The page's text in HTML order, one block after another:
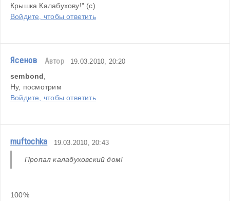
Крышка Калабухову!" (с)
Войдите, чтобы ответить
Ясенов Автор 19.03.2010, 20:20
sembond,
Ну, посмотрим
Войдите, чтобы ответить
muftochka 19.03.2010, 20:43
Пропал калабуховский дом!
100%